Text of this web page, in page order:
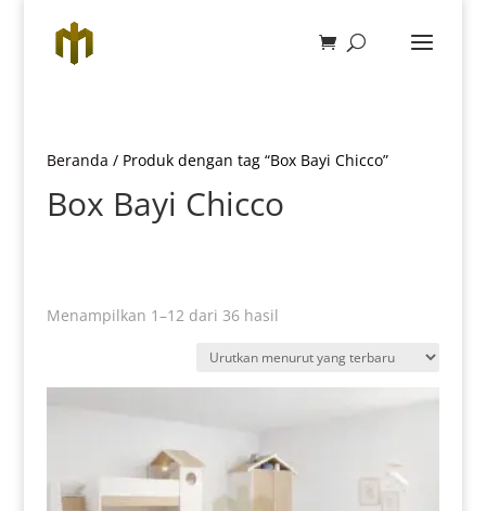
Beranda / Produk dengan tag “Box Bayi Chicco”
Box Bayi Chicco
Menampilkan 1–12 dari 36 hasilDiurutkan
yang
terbaru